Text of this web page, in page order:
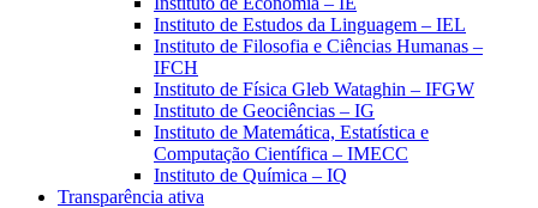
Instituto de Estudos da Linguagem – IEL
Instituto de Filosofia e Ciências Humanas –
IFCH
Instituto de Física Gleb Wataghin – IFGW
Instituto de Geociências – IG
Instituto de Matemática, Estatística e
Computação Científica – IMECC
Instituto de Química – IQ
Transparência ativa